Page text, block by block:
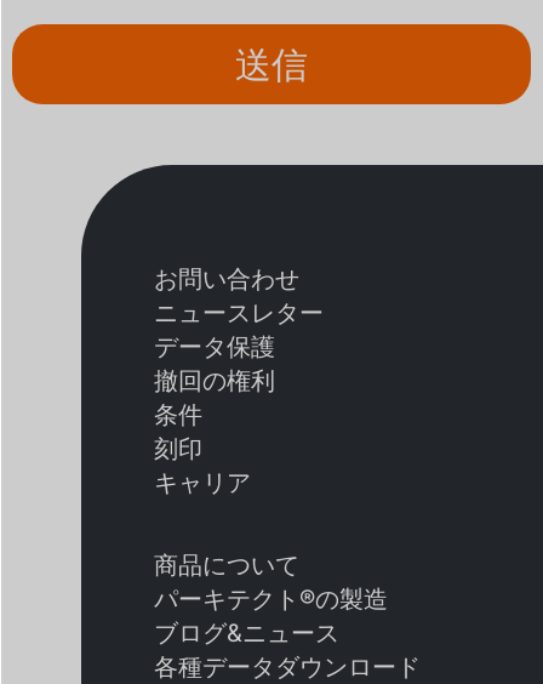
送信
お問い合わせ
ニュースレター
データ保護
撤回の権利
条件
刻印
キャリア
商品について
パーキテクト®の製造
ブログ&ニュース
各種データダウンロード